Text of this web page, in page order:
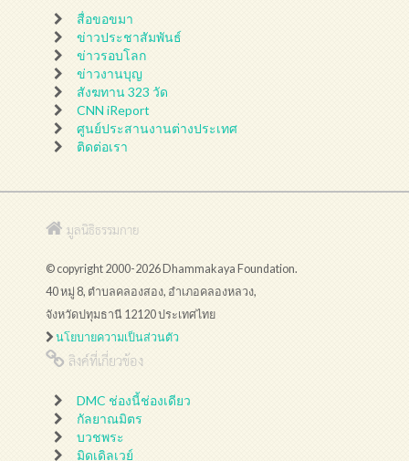
สื่อขอขมา
ข่าวประชาสัมพันธ์
ข่าวรอบโลก
ข่าวงานบุญ
สังฆทาน 323 วัด
CNN iReport
ศูนย์ประสานงานต่างประเทศ
ติดต่อเรา
มูลนิธิธรรมกาย
© copyright 2000-2026 Dhammakaya Foundation.
40 หมู่ 8, ตำบลคลองสอง, อำเภอคลองหลวง,
จังหวัดปทุมธานี 12120 ประเทศไทย
นโยบายความเป็นส่วนตัว
ลิงค์ที่เกี่ยวข้อง
DMC ช่องนี้ช่องเดียว
กัลยาณมิตร
บวชพระ
มิดเดิลเวย์